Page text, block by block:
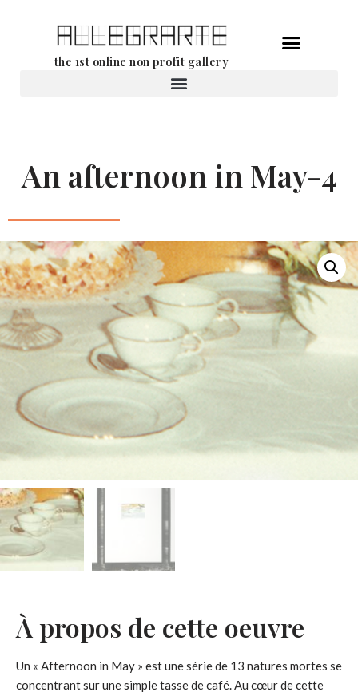
the 1st online non profit gallery
An afternoon in May-4
À propos de cette oeuvre
Un « Afternoon in May » est une série de 13 natures mortes se
concentrant sur une simple tasse de café. Au cœur de cette